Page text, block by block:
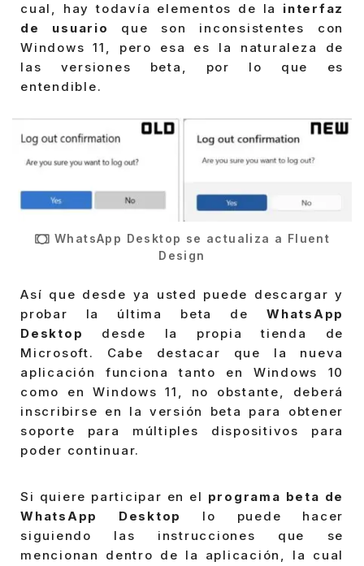
cual, hay todavía elementos de la interfaz
de usuario
que son inconsistentes con
Windows 11, pero esa es la naturaleza de
las versiones beta, por lo que es
entendible.
WhatsApp Desktop se actualiza a Fluent
Design
Así que desde ya usted puede descargar y
probar la última beta de WhatsApp
Desktop
desde la propia tienda de
Microsoft. Cabe destacar que la nueva
aplicación funciona tanto en Windows 10
como en Windows 11, no obstante, deberá
inscribirse en la versión beta para obtener
soporte para múltiples dispositivos para
poder continuar.
Si quiere participar en el programa beta de
WhatsApp Desktop
lo puede hacer
siguiendo las instrucciones que se
mencionan dentro de la aplicación, la cual